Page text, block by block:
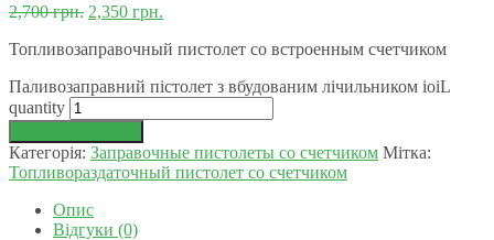
2,700грн. 2,350 грн.
Топливозаправочный пистолет со встроенным счетчиком
Паливозаправний пістолет з вбудованим лічильником ioiL
quantity
Категорія: Заправочные пистолеты со счетчиком Мітка:
Топливораздаточный пистолет со счетчиком
Опис
Відгуки (0)